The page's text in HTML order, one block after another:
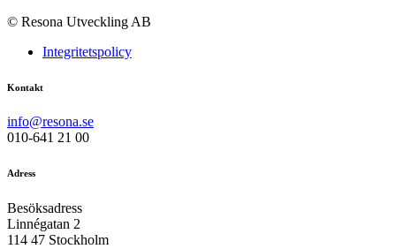
© Resona Utveckling AB
Integritetspolicy
Kontakt
info@resona.se
010-641 21 00
Adress
Besöksadress
Linnégatan 2
114 47 Stockholm